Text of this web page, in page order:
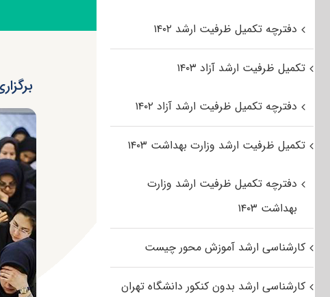
دفترچه تکمیل ظرفیت ارشد ۱۴۰۲
تکمیل ظرفیت ارشد آزاد ۱۴۰۳
دفترچه تکمیل ظرفیت ارشد آزاد ۱۴۰۲
تکمیل ظرفیت ارشد وزارت بهداشت ۱۴۰۳
دفترچه تکمیل ظرفیت ارشد وزارت
بهداشت ۱۴۰۳
کارشناسی ارشد آموزش محور چیست
کارشناسی ارشد بدون کنکور دانشگاه تهران